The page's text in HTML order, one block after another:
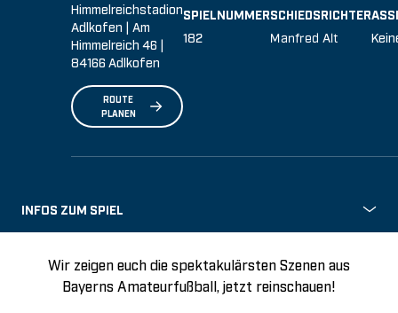
Himmelreichstadion
Adlkofen | Am
Himmelreich 46 |
84166 Adlkofen
ROUTE
PLANEN
SPIELNUMMER

SCHIEDSRICHTER
 
INFOS ZUM SPIEL
Wir zeigen euch die spektakulärsten Szenen aus
Bayerns Amateurfußball, jetzt reinschauen!